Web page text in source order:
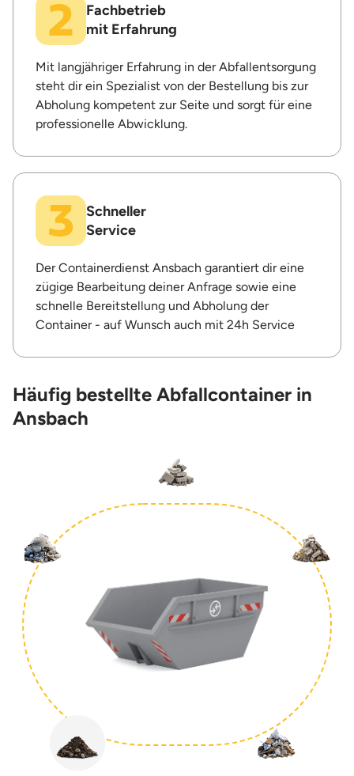
Fachbetrieb
mit Erfahrung
Mit langjähriger Erfahrung in der Abfallentsorgung
steht dir ein Spezialist von der Bestellung bis zur
Abholung kompetent zur Seite und sorgt für eine
professionelle Abwicklung.
Schneller
Service
Der Containerdienst Ansbach garantiert dir eine
zügige Bearbeitung deiner Anfrage sowie eine
schnelle Bereitstellung und Abholung der
Container - auf Wunsch auch mit 24h Service
Häufig bestellte Abfallcontainer in
Ansbach